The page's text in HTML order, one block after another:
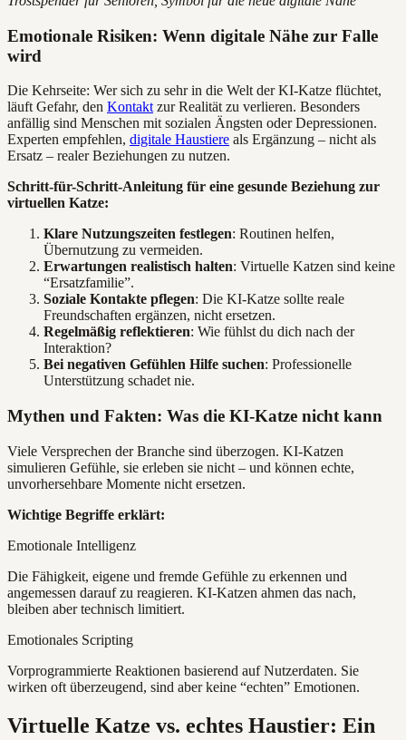
Emotionale Risiken: Wenn digitale Nähe zur Falle
wird
Die Kehrseite: Wer sich zu sehr in die Welt der KI-Katze flüchtet,
läuft Gefahr, den Kontaktzur Realität zu verlieren. Besonders
anfällig sind Menschen mit sozialen Ängsten oder Depressionen.
Experten empfehlen, digitale Haustiere als Ergänzung – nicht als
Ersatz – realer Beziehungen zu nutzen.
Schritt-für-Schritt-Anleitung für eine gesunde Beziehung zur
virtuellen Katze:
Klare Nutzungszeiten festlegen: Routinen helfen,
Übernutzung zu vermeiden.
Erwartungen realistisch halten: Virtuelle Katzen sind keine
“Ersatzfamilie”.
Soziale Kontakte pflegen: Die KI-Katze sollte reale
Freundschaften ergänzen, nicht ersetzen.
Regelmäßig reflektieren: Wie fühlst du dich nach der
Interaktion?
Bei negativen Gefühlen Hilfe suchen: Professionelle
Unterstützung schadet nie.
Mythen und Fakten: Was die KI-Katze nicht kann
Viele Versprechen der Branche sind überzogen. KI-Katzen
simulieren Gefühle, sie erleben sie nicht – und können echte,
unvorhersehbare Momente nicht ersetzen.
Wichtige Begriffe erklärt:
Emotionale Intelligenz
Die Fähigkeit, eigene und fremde Gefühle zu erkennen und
angemessen darauf zu reagieren. KI-Katzen ahmen das nach,
bleiben aber technisch limitiert.
Emotionales Scripting
Vorprogrammierte Reaktionen basierend auf Nutzerdaten. Sie
wirken oft überzeugend, sind aber keine “echten” Emotionen.
Virtuelle Katze vs. echtes Haustier: Ein